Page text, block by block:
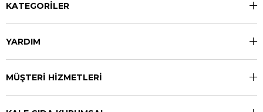
KATEGORİLER
YARDIM
MÜŞTERİ HİZMETLERİ